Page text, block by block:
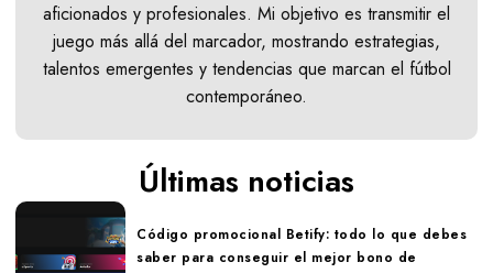
aficionados y profesionales. Mi objetivo es transmitir el
juego más allá del marcador, mostrando estrategias,
talentos emergentes y tendencias que marcan el fútbol
contemporáneo.
Últimas noticias
Código promocional Betify: todo lo que debes
saber para conseguir el mejor bono de